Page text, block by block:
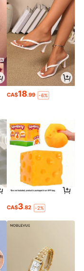
CA$18.99 -6%
CA$3.82 -2%